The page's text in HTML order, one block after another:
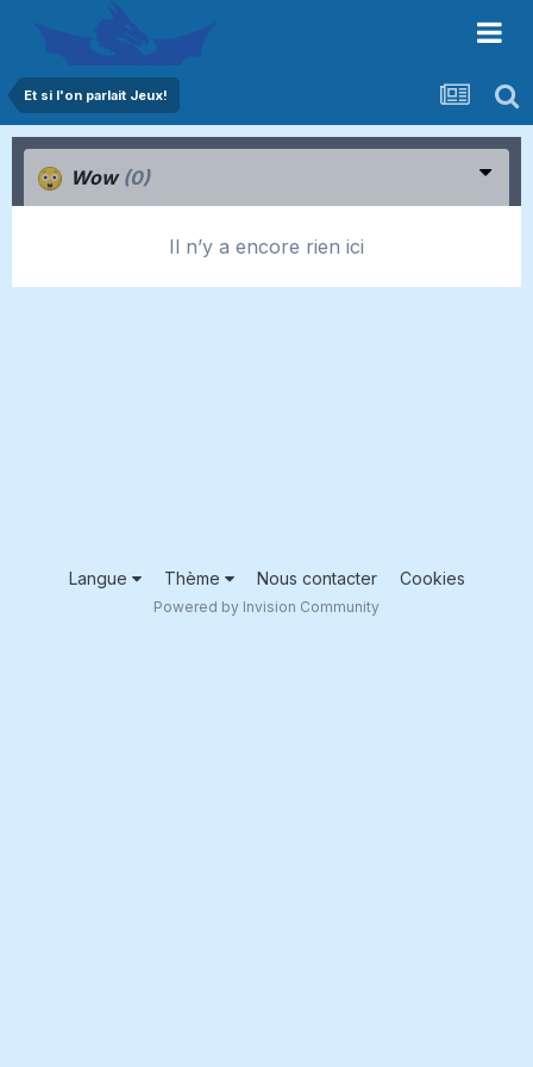
Et si l'on parlait Jeux!
Wow (0)
Il n’y a encore rien ici
Langue Thème Nous contacter Cookies
Powered by Invision Community